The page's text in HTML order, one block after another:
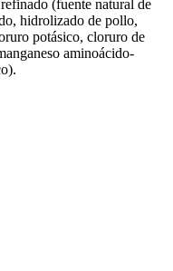
(fuente natural de
hidrolizado de pollo,
potásico, cloruro de
aminoácido-